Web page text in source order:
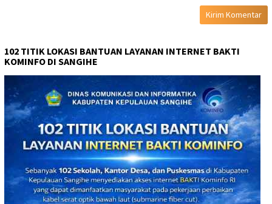
102 TITIK LOKASI BANTUAN LAYANAN INTERNET BAKTI
KOMINFO DI SANGIHE